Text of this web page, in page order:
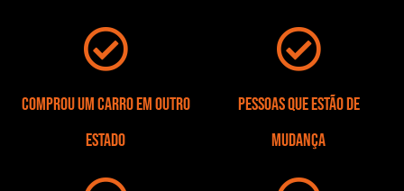
Comprou um carro em outro
estado
Pessoas que estão de
mudança